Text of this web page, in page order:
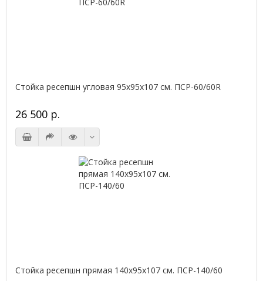
Стойка ресепшн угловая 95х95х107 см. ПСР-60/60R
26 500 р.
Стойка ресепшн прямая 140х95х107 см. ПСР-140/60